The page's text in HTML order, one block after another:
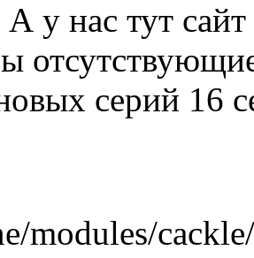
А у нас тут
серий 16
modules/